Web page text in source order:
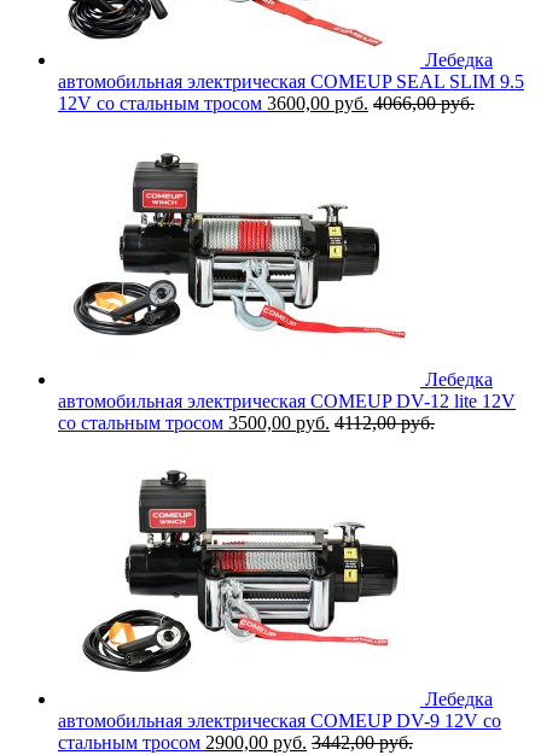
Лебедка
автомобильная электрическая COMEUP SEAL SLIM 9.5
12V со стальным тросом 3600,00 руб. 4066,00руб.
Лебедка
автомобильная электрическая COMEUP DV-12 lite 12V
со стальным тросом 3500,00 руб. 4112,00руб.
Лебедка
автомобильная электрическая COMEUP DV-9 12V со
стальным тросом 2900,00 руб. 3442,00руб.